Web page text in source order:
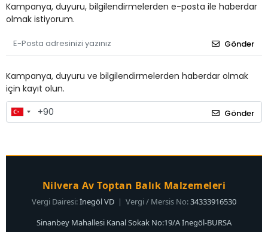
Kampanya, duyuru, bilgilendirmelerden e-posta ile haberdar
olmak istiyorum.
Gönder
Kampanya, duyuru ve bilgilendirmelerden haberdar olmak
için kayıt olun.
Gönder
Nilvera Av Toptan Balık Malzemeleri
Vergi Dairesi:İnegöl VD | Vergi / Mersis No:34333916530
Sinanbey Mahallesi Kanal Sokak No:19/A İnegöl-BURSA